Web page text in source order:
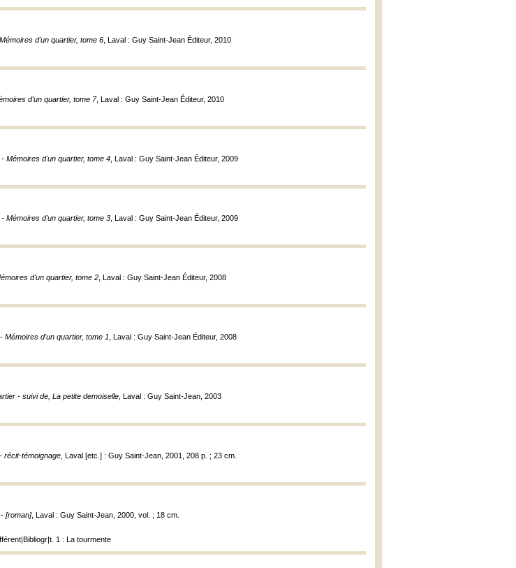
d'un quartier, tome 6 , Laval : Guy Saint-Jean Éditeur, 2010
d'un quartier, tome 7, Laval : Guy Saint-Jean Éditeur, 2010
Mémoires d'un quartier, tome 4 , Laval : Guy Saint-Jean Éditeur, 2009
Mémoires d'un quartier, tome 3 , Laval : Guy Saint-Jean Éditeur, 2009
d'un quartier, tome 2 , Laval : Guy Saint-Jean Éditeur, 2008
Mémoires d'un quartier, tome 1 , Laval : Guy Saint-Jean Éditeur, 2008
- suivi de, La petite demoiselle , Laval : Guy Saint-Jean, 2003
récit-témoignage , Laval [etc.] : Guy Saint-Jean, 2001, 208 p. ; 23 cm.
[roman], Laval : Guy Saint-Jean, 2000, vol. ; 18 cm.
1 : La tourmente